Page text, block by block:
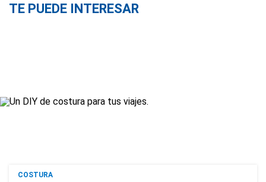
TE PUEDE INTERESAR
COSTURA